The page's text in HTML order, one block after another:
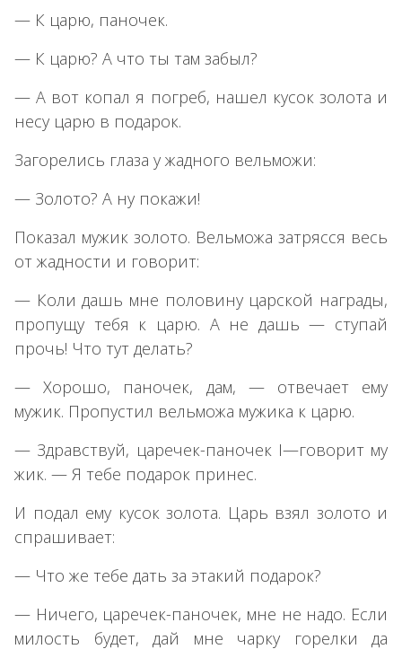
— К царю, паночек.
— К царю? А что ты там забыл?
— А вот копал я погреб, нашел кусок золота и
несу царю в подарок.
Загорелись глаза у жадного вельможи:
— Золото? А ну покажи!
Показал мужик золото. Вельможа затрясся весь
от жадности и говорит:
— Коли дашь мне половину царской награды,
пропущу тебя к царю. А не дашь — ступай
прочь! Что тут делать?
— Хорошо, паночек, дам, — отвечает ему
мужик. Пропустил вельможа мужика к царю.
— Здравствуй, царечек-паночек I—говорит му
жик. — Я тебе подарок принес.
И подал ему кусок золота. Царь взял золото и
спрашивает:
— Что же тебе дать за этакий подарок?
— Ничего, царечек-паночек, мне не надо. Если
милость будет, дай мне чарку горелки да